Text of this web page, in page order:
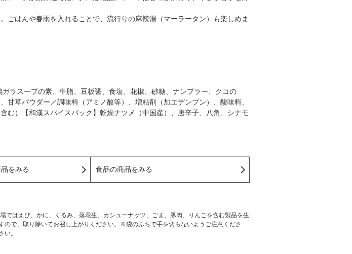
ごはんや春雨を入れることで、流行りの麻辣湯（マーラータン）も楽しめま
ラスープの素、牛脂、豆板醤、食塩、花椒、砂糖、ナンプラー、クコの
草パウダー／調味料（アミノ酸等）、増粘剤（加エデンプン）、酸味料、
む）【和漢スパイスパック】乾燥ナツメ（中国産）、唐辛子、八角、シナモ
をみる 食品の商品をみる
はえび、かに、くるみ、落花生、カシューナッツ、ごま、豚肉、りんごを含む製品を生
で、取り除いてお召し上がりください。※袋のふちで手を切らないようご注意くださ
。